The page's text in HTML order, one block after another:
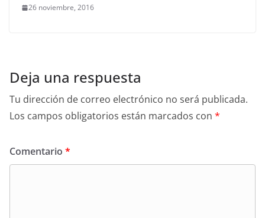
26 noviembre, 2016
Deja una respuesta
Tu dirección de correo electrónico no será publicada.
Los campos obligatorios están marcados con *
Comentario *